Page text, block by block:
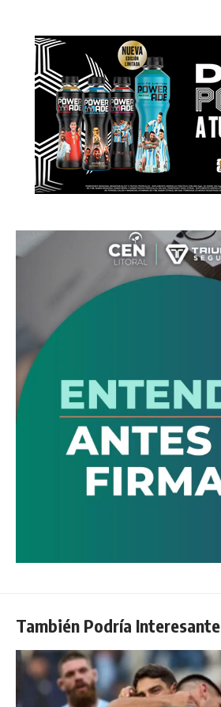
También Podría Interesante